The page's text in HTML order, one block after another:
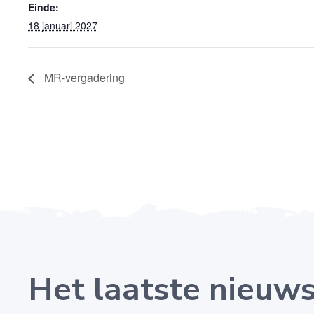
Einde:
18 januari 2027
MR-vergadering
Het laatste